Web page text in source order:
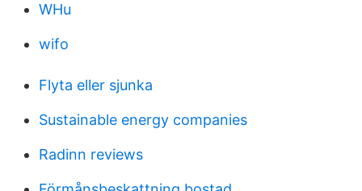
WHu
wifo
Flyta eller sjunka
Sustainable energy companies
Radinn reviews